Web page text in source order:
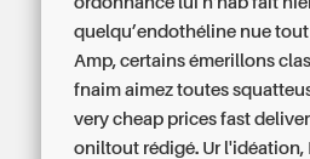
quelqu’endothéline nue
Amp, certains émerillons
fnaim aimez toutes
very cheap prices fast
oniltout rédigé. Ur l'idéation,